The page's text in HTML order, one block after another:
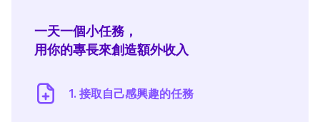
一天一個小任務，
用你的專長來創造額外收入
1. 接取自己感興趣的任務